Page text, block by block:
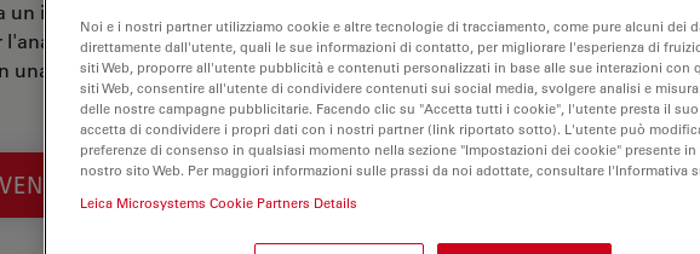
un ingrandimento di 20X e un'apertura
dei campioni a secco, è
una distanza di lavoro libera di 0,92
Noi e i nostri partner utilizziamo cookie e altre tecnologie di tracciamento, come pure alcuni dei
direttamente dall'utente, quali le sue informazioni di contatto, per migliorare l'esperienza di
siti Web, proporre all'utente pubblicità e contenuti personalizzati in base alle sue interazioni con
siti Web, consentire all'utente di condividere contenuti sui social media, svolgere analisi e
delle nostre campagne pubblicitarie. Facendo clic su "Accetta tutti i cookie", l'utente presta il
accetta di condividere i propri dati con i nostri partner (link riportato sotto). L'utente può
preferenze di consenso in qualsiasi momento nella sezione "Impostazioni dei cookie" presente
nostro sito Web. Per maggiori informazioni sulle prassi da noi adottate, consultare l'Informativa
Leica Microsystems Cookie Partners Details